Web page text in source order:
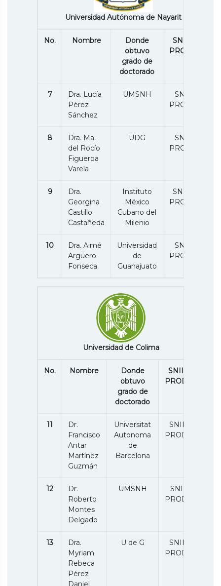
Universidad Autónoma de Nayarit
No. Nombre
Donde
obtuvo
grado de
doctorado
SNII /P.
PRODEP
7
Dra. Lucía
Pérez
Sánchez
UMSNH
SNII 1/
PRODEP
8
Dra. Ma.
del Rocío
Figueroa
Varela
UDG
SNII 1/
PRODEP
9
Dra.
Georgina
Castillo
Castañeda
Instituto
México
Cubano del
Milenio
SNII C /
PRODEP
10
Dra. Aimé
Argüero
Fonseca
Universidad
de
Guanajuato
SNII 1/
PRODEP
Universidad de Colima
No. Nombre
Donde
obtuvo
grado de
doctorado
SNII /P.
PRODEP
11
Dr.
Francisco
Antar
Martínez
Guzmán
Universitat
Autonoma
de
Barcelona
SNII 1 /
PRODEP
12
Dr.
Roberto
Montes
Delgado
UMSNH
SNII 1/
PRODEP
13
Dra.
Myriam
Rebeca
Pérez
U de G
SNII 1 /
PRODEP